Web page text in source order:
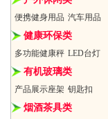
便携健身用品 汽车用品
健康环保类
多功能健康秤 LED台灯
有机玻璃类
产品展示座架 钥匙扣
烟酒茶具类